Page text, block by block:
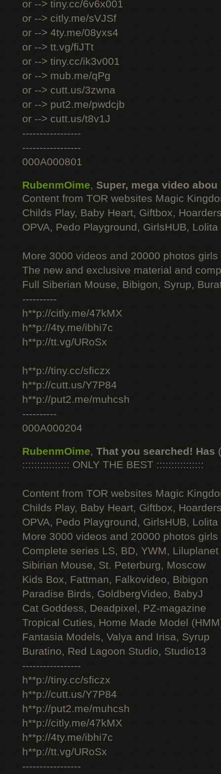
or --> tiny.cc/6v6x001
or --> citly.me/sVJSf
or --> 4ty.me/08yxs4
or --> tt.vg/fiJTt
or --> tiny.cc/ik3v001
or --> mub.me/qPg
or --> cutt.us/3zwna
or --> put2.me/pwdcjb
or --> cutt.us/t8v1J
-----------------
-----------------
000A000801
RubenmOime, Super, mega video abou
Content from TOR websites Magic
Childs Play, Baby Heart, Giftbox,
OPVA, Pedo Playground, GirlsHUB, Lolita
More 3000 videos and 20000 photos
The new and exclusive material and
Full Siberian Mouse, Bibigon, Syrup,
----------
h**p://citly.me/47kMX
h**p://4ty.me/ibhi7c
h**p://tt.vg/URoSx
h**p://tiny.cc/sficzx
h**p://cutt.us/Y7P84
h**p://put2.me/muhcsh
----------
000A000204
RubenmOime, That you searched! Has
:::::::::::::::: ONLY THE BEST ::::::::::::::::
Content from TOR websites Magic
Childs Play, Baby Heart, Giftbox,
OPVA, Pedo Playground, GirlsHUB, Lolita
More 3000 videos and 20000 photos
Complete series LS, BD, YWM, Liluplanet
Sibirian Mouse, St. Peterburg, Moscow
Kids Box, Fattman, Falkovideo, Bibigon
Paradise Birds, GoldbergVideo, BabyJ
Cat Goddess, Deadpixel, PZ-magazine
Tropical Cuties, Home Made Model
Fantasia Models, Valya and Irisa, Syrup
Buratino, Red Lagoon Studio, Studio13
-----------------
h**p://tiny.cc/sficzx
h**p://cutt.us/Y7P84
h**p://put2.me/muhcsh
h**p://citly.me/47kMX
h**p://4ty.me/ibhi7c
h**p://tt.vg/URoSx
-----------------